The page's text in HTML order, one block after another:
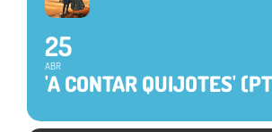
25
ABR
'A CONTAR QUIJOTES'